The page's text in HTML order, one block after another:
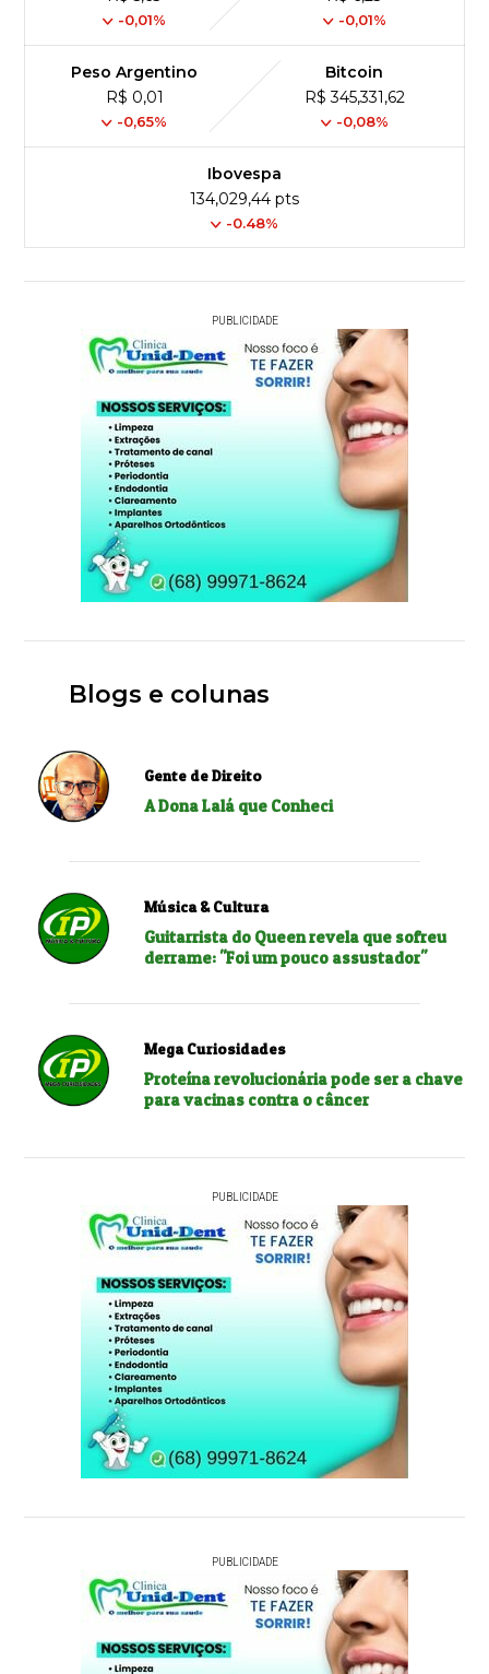
-0,01% -0,01%
Peso Argentino
R$ 0,01
-0,65%
Bitcoin
R$ 345,331,62
-0,08%
Ibovespa
134,029,44 pts
-0.48%
PUBLICIDADE
Blogs e colunas
Gente de Direito
A Dona Lalá que Conheci
Música & Cultura
Guitarrista do Queen revela que sofreu
derrame: "Foi um pouco assustador"
Mega Curiosidades
Proteína revolucionária pode ser a chave
para vacinas contra o câncer
PUBLICIDADE
PUBLICIDADE